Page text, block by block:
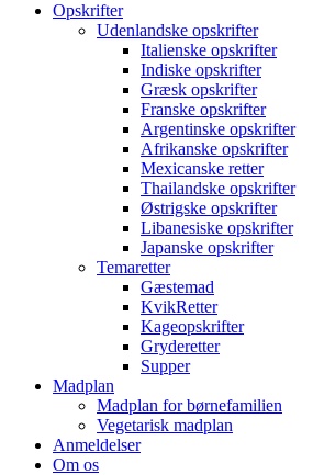
Opskrifter
Udenlandske opskrifter
Italienske opskrifter
Indiske opskrifter
Græsk opskrifter
Franske opskrifter
Argentinske opskrifter
Afrikanske opskrifter
Mexicanske retter
Thailandske opskrifter
Østrigske opskrifter
Libanesiske opskrifter
Japanske opskrifter
Temaretter
Gæstemad
KvikRetter
Kageopskrifter
Gryderetter
Supper
Madplan
Madplan for børnefamilien
Vegetarisk madplan
Anmeldelser
Om os